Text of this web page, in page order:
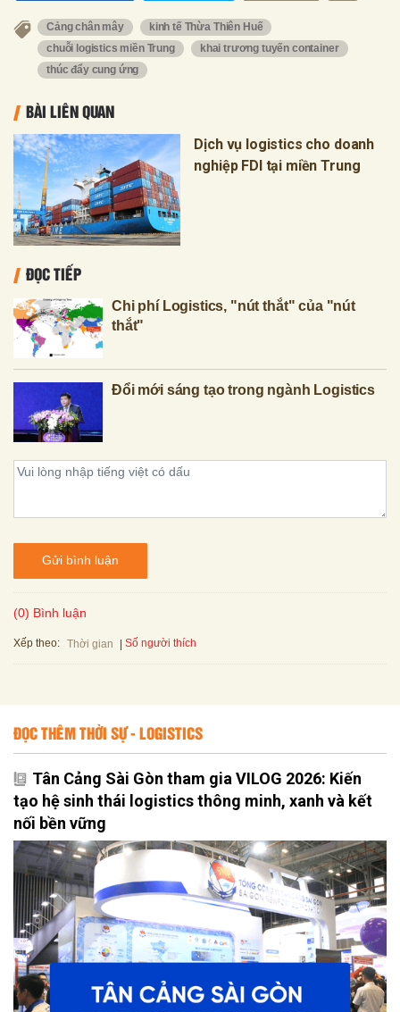
Cảng chân mây
kinh tế Thừa Thiên Huế
chuỗi logistics miền Trung
khai trương tuyến container
thúc đẩy cung ứng
BÀI LIÊN QUAN
Dịch vụ logistics cho doanh
nghiệp FDI tại miền Trung
ĐỌC TIẾP
Chi phí Logistics, "nút thắt" của "nút
thắt"
Đổi mới sáng tạo trong ngành Logistics
Gửi bình luận
(0) Bình luận
Xếp theo: Thời gian Số người thích
ĐỌC THÊM THỜI SỰ - LOGISTICS
Tân Cảng Sài Gòn tham gia VILOG 2026: Kiến
tạo hệ sinh thái logistics thông minh, xanh và kết
nối bền vững